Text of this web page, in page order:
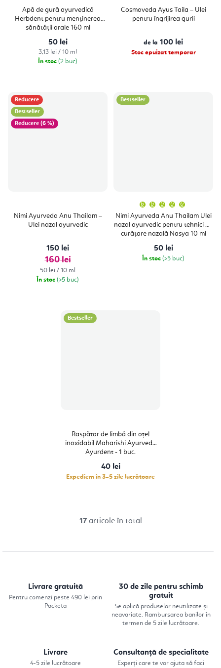
Apă de gură ayurvedică
Herbdent pentru menținerea
sănătății orale 160 ml
50 lei
Evaluare
preţ:
3,13 lei / 10 ml
În stoc (2 buc)
Cosmoveda Ayus Taila – Ulei
pentru îngrijirea gurii
de la 100 lei
Stoc epuizat temporar
Reducere
Bestseller
(6 %)
Nimi Ayurveda Anu Thailam –
Ulei nazal ayurvedic
150 lei
160 lei
Evaluare
preţ:
50 lei / 10 ml
În stoc (>5 buc)
Bestseller
Nimi Ayurveda Anu Thailam Ulei
nazal ayurvedic pentru tehnici de
curățare nazală Nasya 10 ml
a
este
5,0
din
50 lei
În stoc (>5 buc)
Bestseller
Raspător de limbă din oțel
inoxidabil Maharishi Ayurveda
Ayurdent - 1 buc.
40 lei
Expediem în 3–5 zile lucrătoare
n
l
17articole în total
Livrare gratuită
Pentru comenzi peste 490 lei prin
Packeta
30 de zile pentru schimb
gratuit
Se aplică produselor neutilizate și
neavariate. Rambursarea banilor în
termen de 5 zile lucrătoare.
Livrare
4-5 zile lucrătoare
Consultanță de specialitate
Experți care te vor ajuta să faci